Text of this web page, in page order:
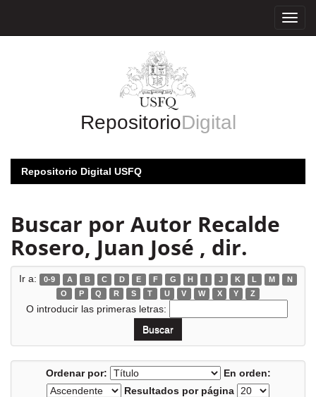
RepositorioDigital
Repositorio Digital USFQ
Buscar por Autor Recalde
Rosero, Juan José , dir.
Ir a: 0-9 A B C D E F G H I J K L M
N
O
P Q R S T U V W X Y Z
O introducir las primeras letras:
Ordenar por:
En orden:
Resultados por página